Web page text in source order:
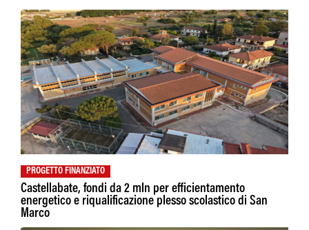
PROGETTO FINANZIATO
Castellabate, fondi da 2 mln per efficientamento
energetico e riqualificazione plesso scolastico di San
Marco